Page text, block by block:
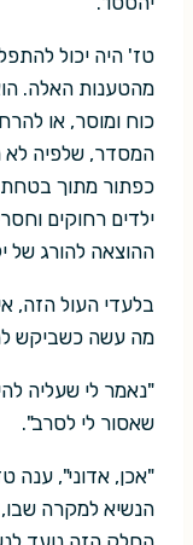
טז' היה יכול
מהטענות האלה.
כוח ומוסר, או
המסדר, שלפיה לא
כפתור מתוך בטחת
ילדים רחוקים
ההוצאה להורג של
בלעדי העול הזה,
מה עשה כשביקש
"נאמר לי שעליה
שאסור לי לסרב".
"אכן, אדוני", ענה
הנשיא למקרה שבו,